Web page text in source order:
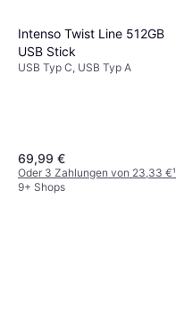
Intenso Twist Line 512GB
USB Stick
USB Typ C, USB Typ A
69,99 €
Oder 3 Zahlungen von 23,33 €¹
9+ Shops